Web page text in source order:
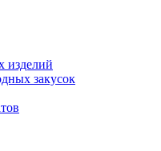
изделий
закусок